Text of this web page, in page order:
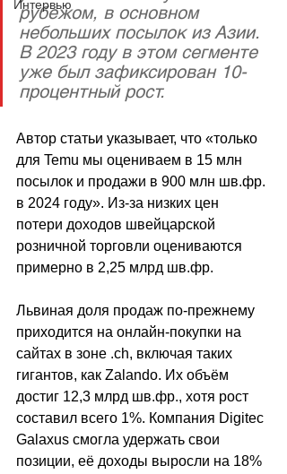
Интервью
рубежом, в основном
небольших посылок из Азии.
В 2023 году в этом сегменте
уже был зафиксирован 10-
процентный рост.
Автор статьи указывает, что «только
для Temu мы оцениваем в 15 млн
посылок и продажи в 900 млн шв.фр.
в 2024 году». Из-за низких цен
потери доходов швейцарской
розничной торговли оцениваются
примерно в 2,25 млрд шв.фр.
Львиная доля продаж по-прежнему
приходится на онлайн-покупки на
сайтах в зоне .ch, включая таких
гигантов, как Zalando. Их объём
достиг 12,3 млрд шв.фр., хотя рост
составил всего 1%. Компания Digitec
Galaxus смогла удержать свои
позиции, её доходы выросли на 18%